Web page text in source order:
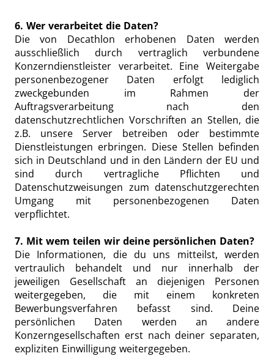
6. Wer verarbeitet die Daten?
Die von Decathlon erhobenen Daten werden
ausschließlich durch vertraglich verbundene
Konzerndienstleister verarbeitet. Eine Weitergabe
personenbezogener Daten erfolgt lediglich
zweckgebunden im Rahmen der
Auftragsverarbeitung nach den
datenschutzrechtlichen Vorschriften an Stellen, die
z.B. unsere Server betreiben oder bestimmte
Dienstleistungen erbringen. Diese Stellen befinden
sich in Deutschland und in den Ländern der EU und
sind durch vertragliche Pflichten und
Datenschutzweisungen zum datenschutzgerechten
Umgang mit personenbezogenen Daten
verpflichtet.
7. Mit wem teilen wir deine persönlichen Daten?
Die Informationen, die du uns mitteilst, werden
vertraulich behandelt und nur innerhalb der
jeweiligen Gesellschaft an diejenigen Personen
weitergegeben, die mit einem konkreten
Bewerbungsverfahren befasst sind. Deine
persönlichen Daten werden an andere
Konzerngesellschaften erst nach deiner separaten,
expliziten Einwilligung weitergegeben.